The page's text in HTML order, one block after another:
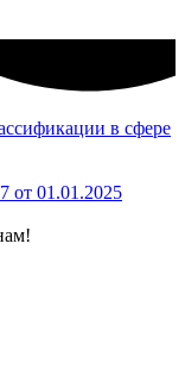
в сфере
от 01.01.2025